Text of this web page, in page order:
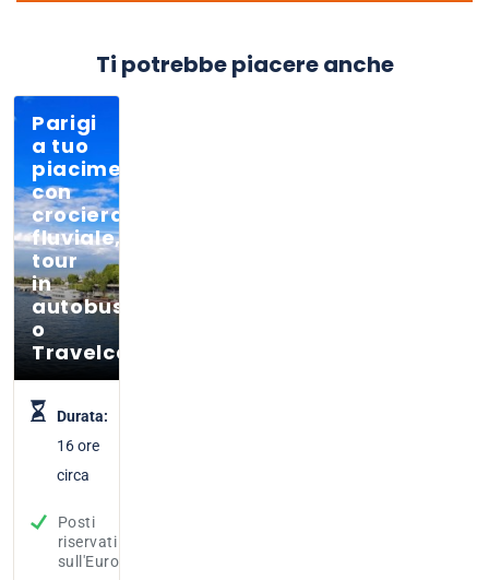
Ti potrebbe piacere anche
Parigi
a tuo
piacimento
con
crociera
fluviale,
tour
in
autobus
o
Travelcard
Durata:
16 ore
circa
Posti
riservati
sull'Eurostar